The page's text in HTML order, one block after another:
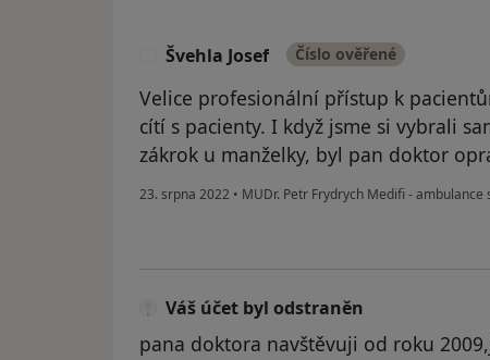
Švehla Josef Číslo ověřené
Velice profesionální přístup k
cítí s pacienty. I když jsme si vybrali
zákrok u manželky, byl pan doktor
23. srpna 2022 • MUDr. Petr Frydrych Medifi - ambulance
Váš účet byl odstraněn
pana doktora navštěvuji od roku